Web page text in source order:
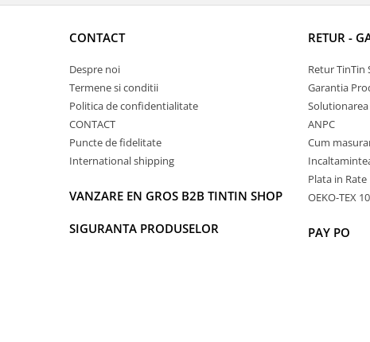
CONTACT
Despre noi
Termene si conditii
Politica de confidentialitate
CONTACT
Puncte de fidelitate
International shipping
VANZARE EN GROS B2B TINTIN SHOP
SIGURANTA PRODUSELOR
RETUR -
Retur TinTin
Garantia
ANPC
Cum
Plata in Rate
OEKO-TEX
PAY PO